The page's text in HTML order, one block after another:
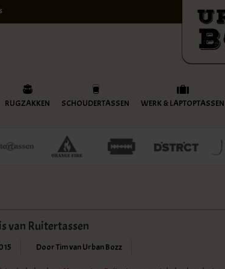
RUGZAKKEN SCHOUDERTASSEN WERK & LAPTOPTASSEN
van Ruitertassen
Door Tim van Urban Bozz